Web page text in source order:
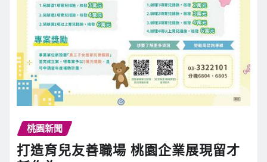
桃園新聞
打造育兒友善職場 桃園企業展現留才